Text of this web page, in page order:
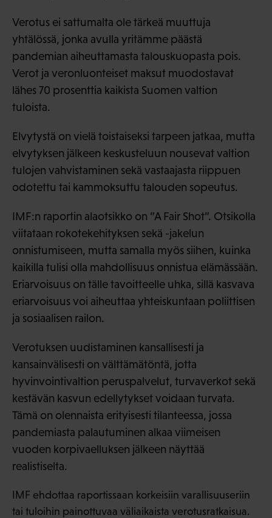
Verotus ei sattumalta ole tärkeä muuttuja
yhtälössä, jonka avulla yritämme päästä
pandemian aiheuttamasta talouskuopasta pois.
Verot ja veronluonteiset maksut muodostavat
lähes 70 prosenttia kaikista Suomen valtion
tuloista.
Elvytystä on vielä toistaiseksi tarpeen jatkaa, mutta
elvytyksen jälkeen keskusteluun nousevat valtion
tulojen vahvistaminen sekä vastaajasta riippuen
odotettu tai kammoksuttu talouden sopeutus.
IMF:n raportin alaotsikko on ”A Fair Shot”. Otsikolla
viitataan rokotekehityksen sekä -jakelun
onnistumiseen, mutta samalla myös siihen, kuinka
kaikilla tulisi olla mahdollisuus onnistua elämässään.
Eriarvoisuus on tälle tavoitteelle uhka, sillä kasvava
eriarvoisuus voi aiheuttaa yhteiskuntaan poliittisen
ja sosiaalisen railon.
Verotuksen uudistaminen kansallisesti ja
kansainvälisesti on välttämätöntä, jotta
hyvinvointivaltion peruspalvelut, turvaverkot sekä
kestävän kasvun edellytykset voidaan turvata.
Tämä on olennaista erityisesti tilanteessa, jossa
pandemiasta palautuminen alkaa viimeisen
vuoden korpivaelluksen jälkeen näyttää
realistiselta.
IMF ehdottaa raportissaan korkeisiin varallisuuseriin
tai tuloihin painottuvaa väliaikaista verotusratkaisua.